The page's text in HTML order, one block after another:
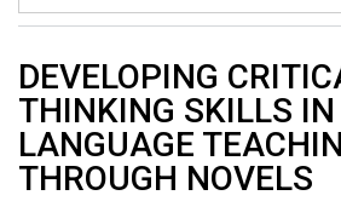
DEVELOPING
THINKING SKILLS
LANGUAGE
THROUGH NOVELS